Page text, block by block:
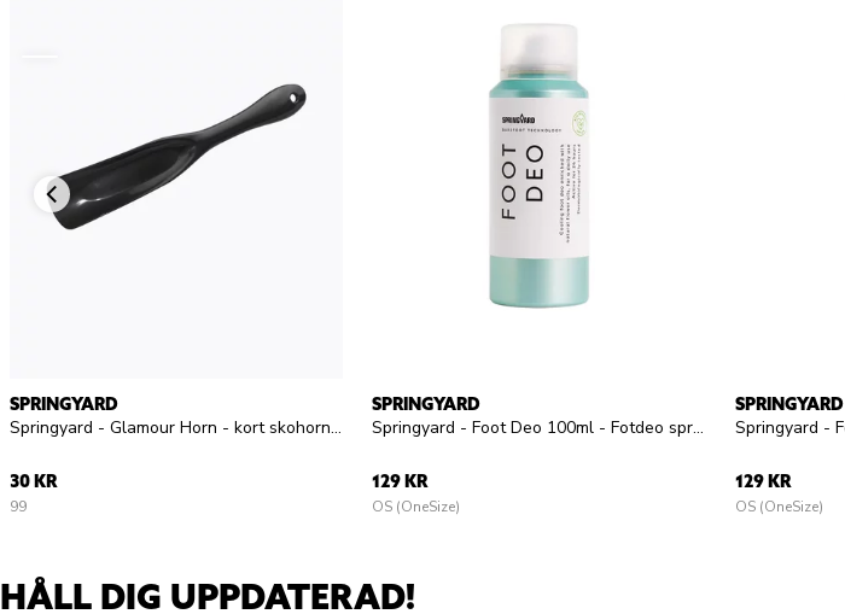
SPRINGYARD
Springyard - Glamour Horn - kort skohorn plast
30 KR
99
SPRINGYARD
Springyard - Foot Deo 100ml - Fotdeo spray
129 KR
OS (OneSize)
SPRINGYARD
129 KR
OS (OneSize)
HÅLL DIG UPPDATERAD!